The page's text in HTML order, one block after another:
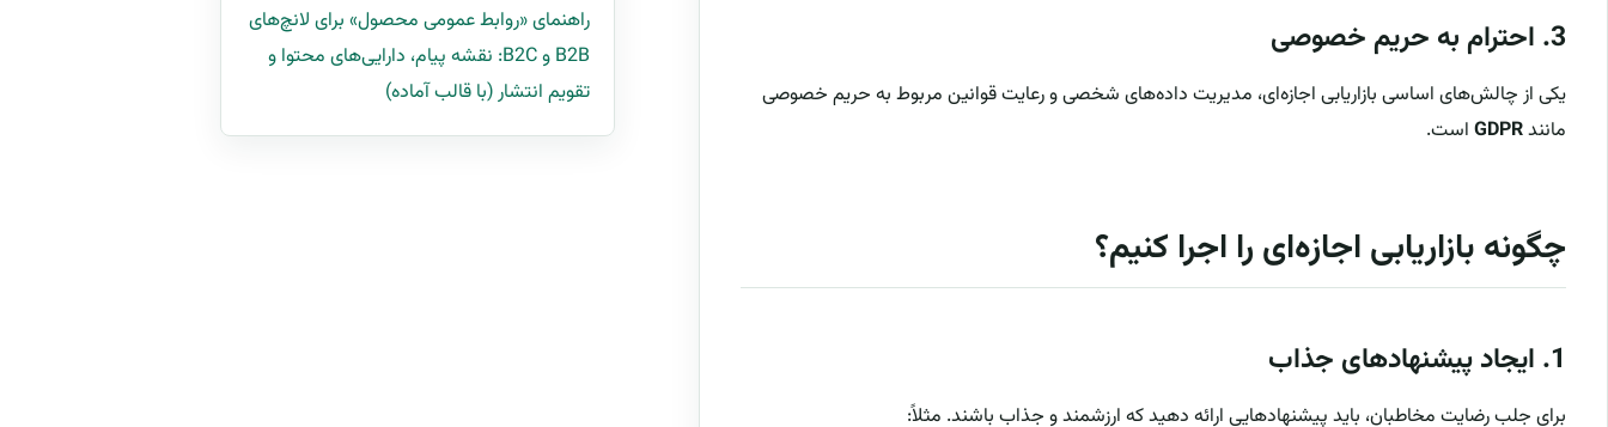
3. احترام به حریم خصوصی
یکی از چالش‌های اساسی بازاریابی اجازه‌ای، مدیریت داده‌های شخصی و رعایت قوانین مربوط به حریم خصوصی
مانندGDPR است.
چگونه بازاریابی اجازه‌ای را اجرا کنیم؟
1. ایجاد پیشنهادهای جذاب
برای جلب رضایت مخاطبان، باید پیشنهادهایی ارائه دهید که ارزشمند و جذاب باشند. مثلاً:
راهنمای «روابط عمومی محصول» برای لانچ‌های
B2B و B2C: نقشه پیام، دارایی‌های محتوا و
تقویم انتشار (با قالب آماده)